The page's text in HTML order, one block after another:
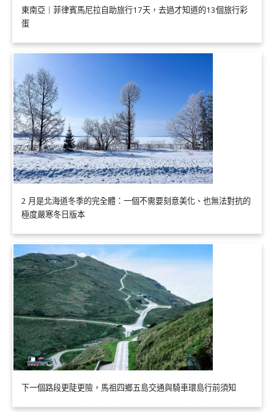
東南亞｜菲律賓馬尼拉自助旅行17天，去過才知道的13個旅行彩
蛋
2 月是北海道冬季的完全體：一個不需要刻意美化、也無法對抗的
極度嚴寒冬日版本
下一個路段更陡更險，馬祖四鄉五島交通與騎車環島行前須知